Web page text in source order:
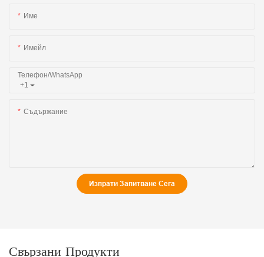
Име
Имейл
+1
Телефон/WhatsApp
Съдържание
Изпрати Запитване Сега
Свързани Продукти